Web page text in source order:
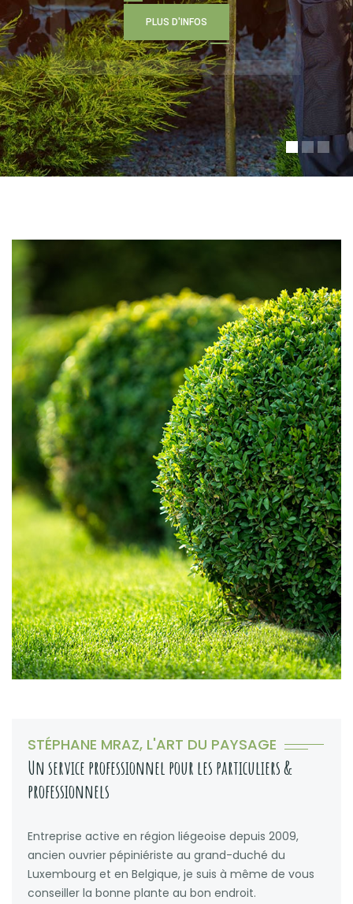
P LUS D' N FOS
STÉPHANE MRAZ, L'ART DU PAYSAGE
Un service professionnel pour les particuliers &
professionnels
Entreprise active en région liégeoise depuis 2009,
ancien ouvrier pépiniériste au grand-duché du
Luxembourg et en Belgique, je suis à même de vous
conseiller la bonne plante au bon endroit.